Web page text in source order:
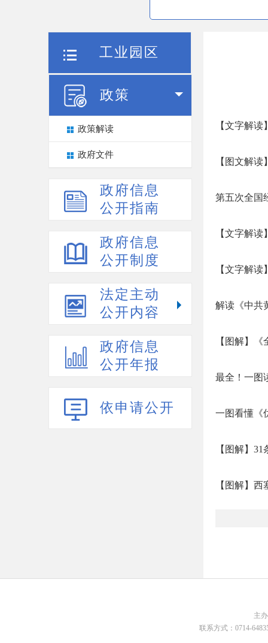
工业园区
政策
政策解读
政府文件
政府信息
公开指南
政府信息
公开制度
法定主动
公开内容
政府信息
公开年报
依申请公开
【文字解
【图文解
第五次全国
【文字解
【文字解
解读《中共
【图解】
最全！一图
一图看懂《
【图解】
【图解】
主
联系方式：0714-